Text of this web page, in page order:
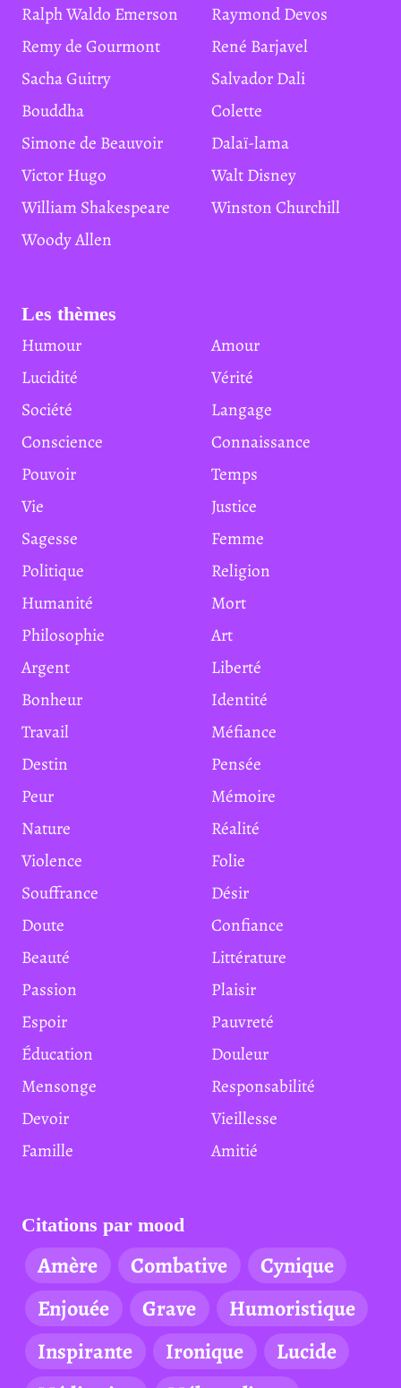
Ralph Waldo Emerson
Raymond Devos
Remy de Gourmont
René Barjavel
Sacha Guitry
Salvador Dali
Bouddha
Colette
Simone de Beauvoir
Dalaï-lama
Victor Hugo
Walt Disney
William Shakespeare
Winston Churchill
Woody Allen
Les thèmes
Humour
Amour
Lucidité
Vérité
Société
Langage
Conscience
Connaissance
Pouvoir
Temps
Vie
Justice
Sagesse
Femme
Politique
Religion
Humanité
Mort
Philosophie
Art
Argent
Liberté
Bonheur
Identité
Travail
Méfiance
Destin
Pensée
Peur
Mémoire
Nature
Réalité
Violence
Folie
Souffrance
Désir
Doute
Confiance
Beauté
Littérature
Passion
Plaisir
Espoir
Pauvreté
Éducation
Douleur
Mensonge
Responsabilité
Devoir
Vieillesse
Famille
Amitié
Citations par mood
Amère Combative
Cynique
Enjouée
Grave
Humoristique
Inspirante
Ironique
Lucide